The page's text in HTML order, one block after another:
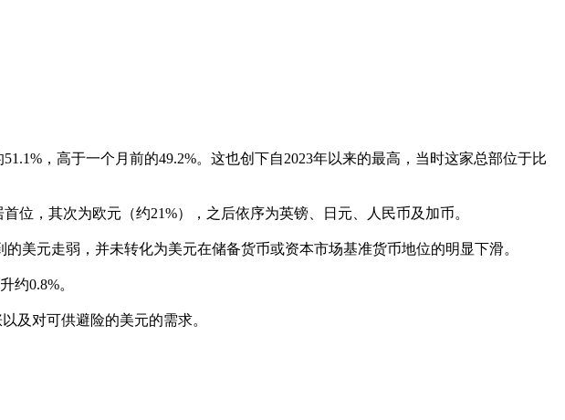
，高于一个月前的49.2%。这也创下自2023年以来的最高，当时这家总部位于比
，其次为欧元（约21%），之后依序为英镑、日元、人民币及加币。
美元走弱，并未转化为美元在储备货币或资本市场基准货币地位的明显下滑。
0.8%。
对可供避险的美元的需求。